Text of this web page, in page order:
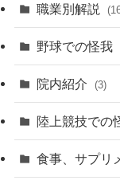
職業別解説
野球での怪我
院内紹介 (3)
陸上競技での
食事、サプリ